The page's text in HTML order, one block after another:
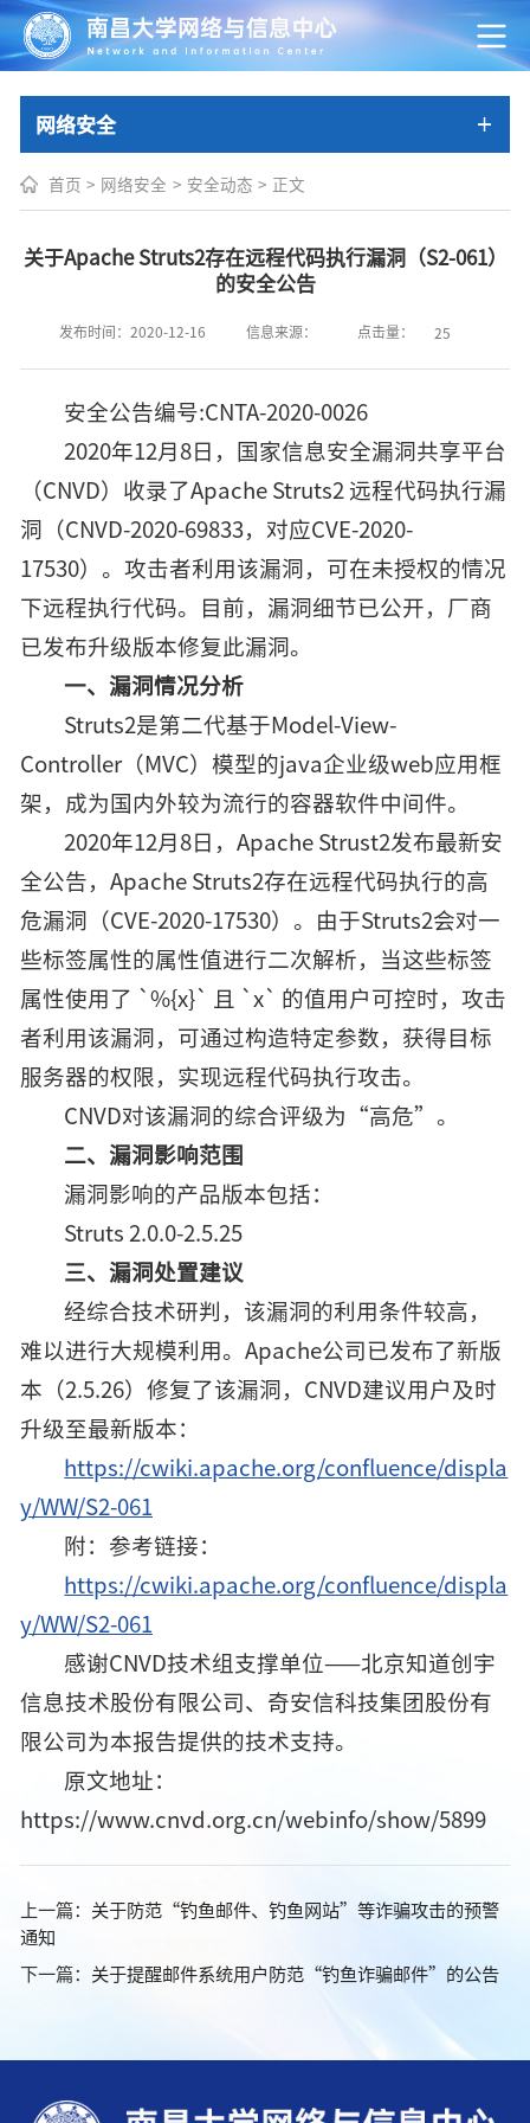
网络安全
首页 > 网络安全 > 安全动态 > 正文
关于Apache Struts2存在远程代码执行漏洞（S2-061）
的安全公告
发布时间：2020-12-16 信息来源： 点击量： 25
安全公告编号:CNTA-2020-0026
2020年12月8日，国家信息安全漏洞共享平台
（CNVD）收录了Apache Struts2 远程代码执行漏
洞（CNVD-2020-69833，对应CVE-2020-
17530）。攻击者利用该漏洞，可在未授权的情况
下远程执行代码。目前，漏洞细节已公开，厂商
已发布升级版本修复此漏洞。
一、漏洞情况分析
Struts2是第二代基于Model-View-
Controller（MVC）模型的java企业级web应用框
架，成为国内外较为流行的容器软件中间件。
2020年12月8日，Apache Strust2发布最新安
全公告，Apache Struts2存在远程代码执行的高
危漏洞（CVE-2020-17530）。由于Struts2会对一
些标签属性的属性值进行二次解析，当这些标签
属性使用了 `%{x}` 且 `x` 的值用户可控时，攻击
者利用该漏洞，可通过构造特定参数，获得目标
服务器的权限，实现远程代码执行攻击。
CNVD对该漏洞的综合评级为“高危”。
二、漏洞影响范围
漏洞影响的产品版本包括：
Struts 2.0.0-2.5.25
三、漏洞处置建议
经综合技术研判，该漏洞的利用条件较高，
难以进行大规模利用。Apache公司已发布了新版
本（2.5.26）修复了该漏洞，CNVD建议用户及时
升级至最新版本：
https://cwiki.apache.org/confluence/displa
y/WW/S2-061
附：参考链接：
https://cwiki.apache.org/confluence/displa
y/WW/S2-061
感谢CNVD技术组支撑单位——北京知道创宇
信息技术股份有限公司、奇安信科技集团股份有
限公司为本报告提供的技术支持。
原文地址：
https://www.cnvd.org.cn/webinfo/show/5899
上一篇： 关于防范“钓鱼邮件、钓鱼网站”等诈骗攻击的预警
通知
下一篇： 关于提醒邮件系统用户防范“钓鱼诈骗邮件”的公告